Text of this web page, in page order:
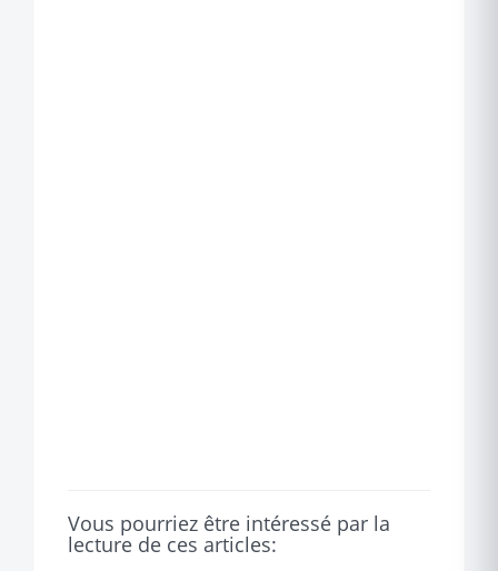
Vous pourriez être intéressé par la
lecture de ces articles: